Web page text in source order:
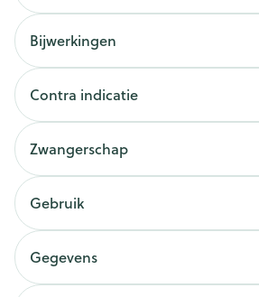
Bijwerkingen
Contra indicatie
Zwangerschap
Gebruik
Gegevens